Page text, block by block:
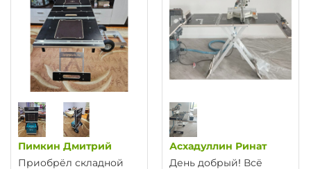
Пимкин Дмитрий
Приобрёл складной
Асхадуллин Ринат
День добрый! Всё